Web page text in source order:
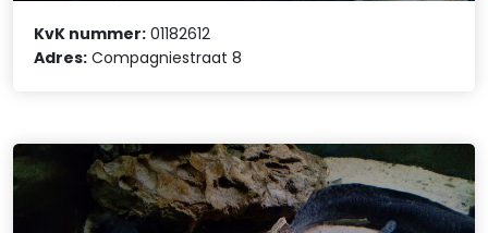
KvK nummer: 01182612
Adres: Compagniestraat 8